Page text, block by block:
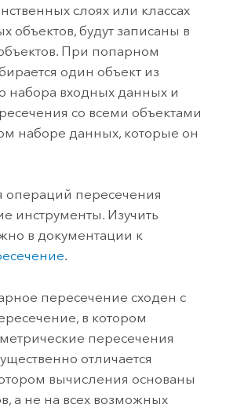
слоях или классах
объектов, будут записаны в
При попарном
один объект из
набора входных данных и
со всеми объектами
наборе данных, которые он
пересечения
инструменты. Изучить
в документации к
.
пересечение сходен с
, в котором
пересечения
отличается
вычисления основаны
а не на всех возможных